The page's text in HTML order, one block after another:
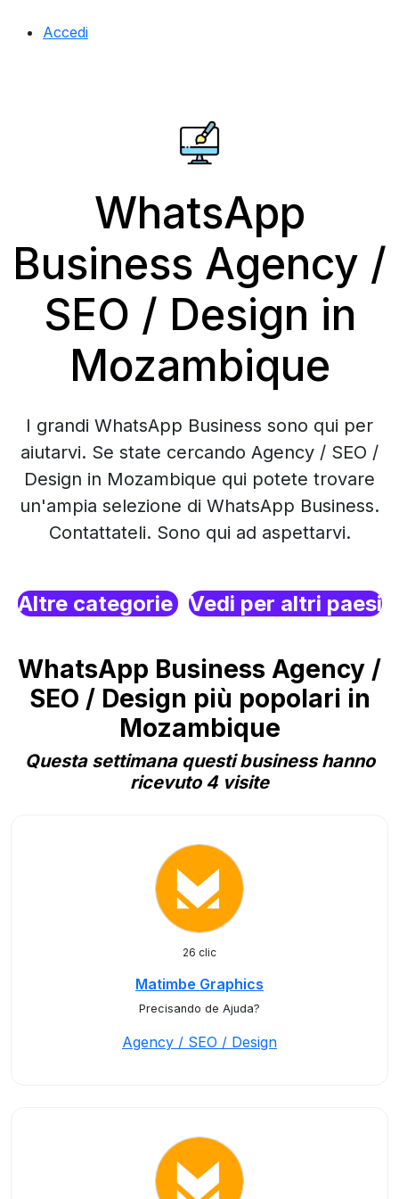
Accedi
WhatsApp
Business Agency /
SEO / Design in
Mozambique
I grandi WhatsApp Business sono qui per
aiutarvi. Se state cercando Agency / SEO /
Design in Mozambique qui potete trovare
un'ampia selezione di WhatsApp Business.
Contattateli. Sono qui ad aspettarvi.
Altre categorie Vedi per altri paesi
WhatsApp Business Agency /
SEO / Design più popolari in
Mozambique
Questa settimana questi business hanno
ricevuto 4 visite
26 clic
Matimbe Graphics
Precisando de Ajuda?
Agency / SEO / Design